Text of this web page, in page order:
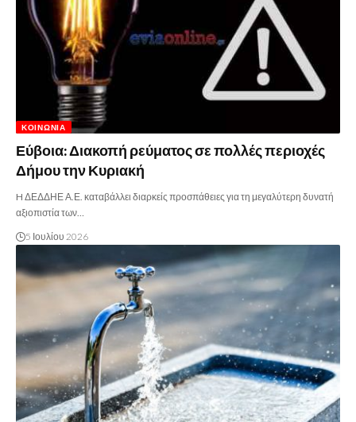
ΚΟΙΝΩΝΊΑ
Εύβοια: Διακοπή ρεύματος σε πολλές περιοχές
Δήμου την Κυριακή
H ΔΕΔΔΗΕ Α.Ε. καταβάλλει διαρκείς προσπάθειες για τη μεγαλύτερη δυνατή
αξιοπιστία των…
5 Ιουλίου 2026